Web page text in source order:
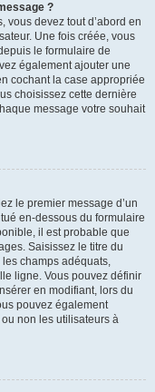
?
vous devez tout d’abord en
Une fois créée, vous
le formulaire de
également ajouter une
cochant la case appropriée
choisissez cette dernière
message votre souhait
le premier message d’un
en-dessous du formulaire
il est probable que
Saisissez le titre du
champs adéquats,
ligne. Vous pouvez définir
en modifiant, lors du
pouvez également
non les utilisateurs à